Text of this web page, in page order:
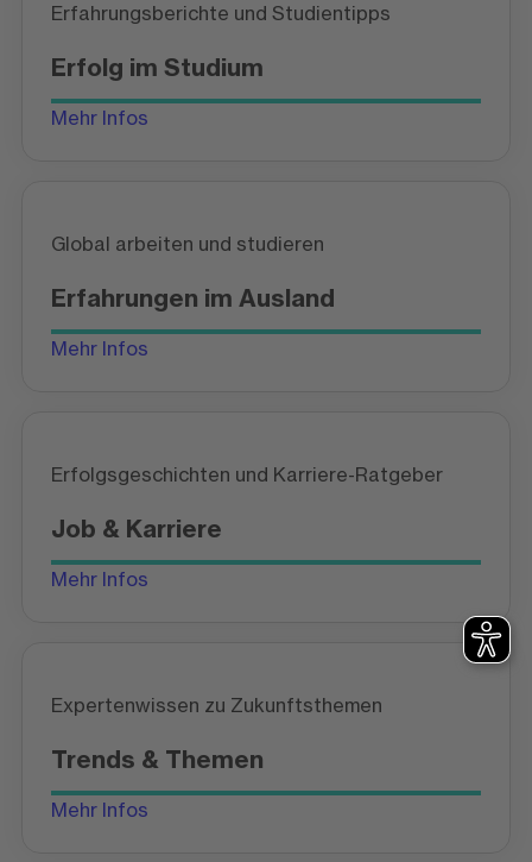
Erfahrungsberichte und Studientipps
Erfolg im Studium
Mehr Infos
Global arbeiten und studieren
Erfahrungen im Ausland
Mehr Infos
Erfolgsgeschichten und Karriere-Ratgeber
Job & Karriere
Mehr Infos
Expertenwissen zu Zukunftsthemen
Trends & Themen
Mehr Infos